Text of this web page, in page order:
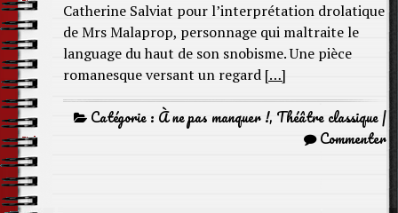
Catherine Salviat pour l’interprétation drolatique
de Mrs Malaprop, personnage qui maltraite le
language du haut de son snobisme. Une pièce
romanesque versant un regard […]
Catégorie : À ne pas manquer !, Théâtre classique|
Commenter